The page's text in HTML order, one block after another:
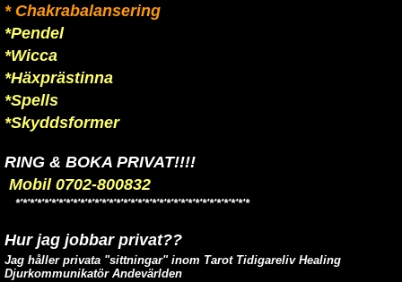
* Chakrabalansering
*Pendel
*Wicca
*Häxprästinna
*Spells
*Skyddsformer
RING & BOKA PRIVAT!!!!
Mobil 0702-800832
*'*'*'*'*'*'*'*'*'*'*'*'*'*'*'*'*'*'*'*'*'*'*'*'*'*'*'*'*'*'*'*'*
Hur jag jobbar privat??
Jag håller privata "sittningar" inom Tarot Tidigareliv Healing
Djurkommunikatör Andevärlden